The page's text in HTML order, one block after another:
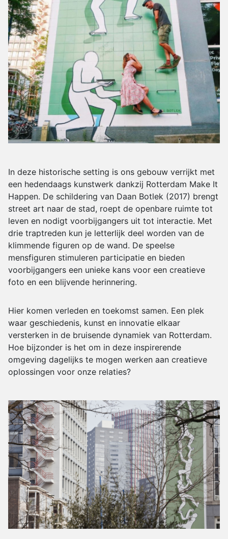
In deze historische setting is ons gebouw verrijkt met
een hedendaags kunstwerk dankzij Rotterdam Make It
Happen. De schildering van Daan Botlek (2017) brengt
street art naar de stad, roept de openbare ruimte tot
leven en nodigt voorbijgangers uit tot interactie. Met
drie traptreden kun je letterlijk deel worden van de
klimmende figuren op de wand. De speelse
mensfiguren stimuleren participatie en bieden
voorbijgangers een unieke kans voor een creatieve
foto en een blijvende herinnering.
Hier komen verleden en toekomst samen. Een plek
waar geschiedenis, kunst en innovatie elkaar
versterken in de bruisende dynamiek van Rotterdam.
Hoe bijzonder is het om in deze inspirerende
omgeving dagelijks te mogen werken aan creatieve
oplossingen voor onze relaties?